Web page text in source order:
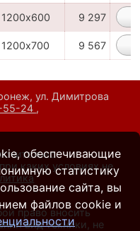
1200х600 9 297
1200х700 9 567
ул. Димитрова
55-24 ,
каких условиях не
право вносить
вид техники, не
обеспечивающие
статистику
сайта, вы
файлов cookie и